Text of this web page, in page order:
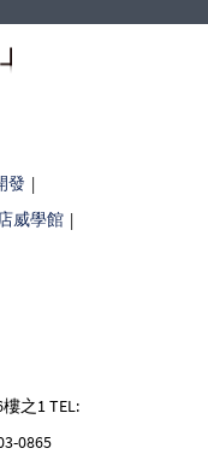
發 |
威學館 |
之1 TEL:
0865